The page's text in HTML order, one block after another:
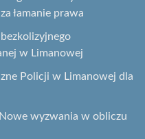
łamanie prawa
w Limanowej
Policji w Limanowej dla
wyzwania w obliczu